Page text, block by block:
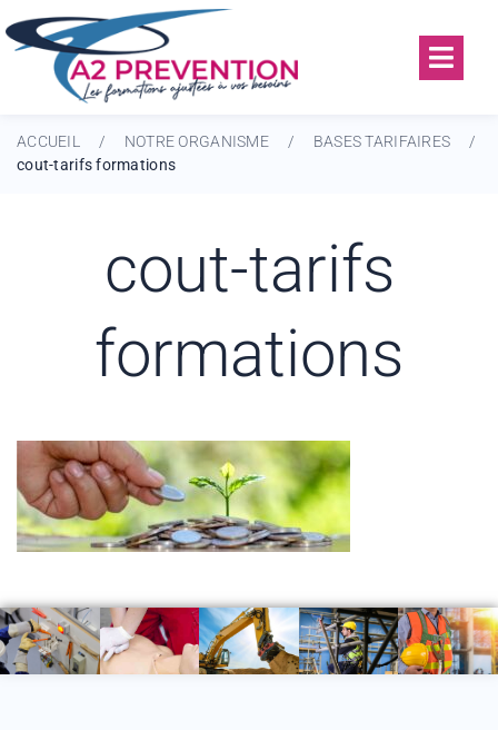
ACCUEIL / NOTRE ORGANISME / BASES TARIFAIRES
/
cout-tarifs formations
cout-tarifs
formations